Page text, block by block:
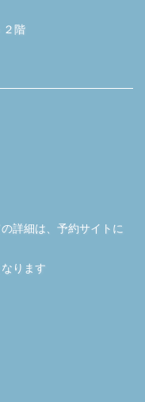
２階
詳細は、予約サイトに
ります